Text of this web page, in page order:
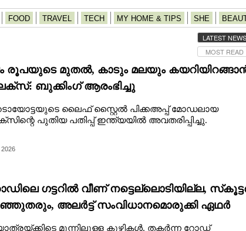
FOOD TRAVEL TECH MY HOME & TIPS SHE
LATEST NEWS
MOST READ
രൂപയുടെ മുതൽ, കാടും മലയും
ബുക്കിംഗ് ആരംഭിച്ചു
ടൊയോട്ടയുടെ ലൈഫ് സ്റ്റൈൽ പിക്കഅപ്പ് മോഡലായ
പുതിയ പതിപ്പ് ഇന്ത്യയിൽ അവതരിപ്പിച്ചു.
ഗട്ടറിൽ വീണ് നട്ടെല്ലൊടിയില്ല,
അലർട്ട് സംവിധാനമൊരുക്കി ഏഥർ
മുന്നിലുള്ള കുഴികൾ, തകർന്ന റോഡ്